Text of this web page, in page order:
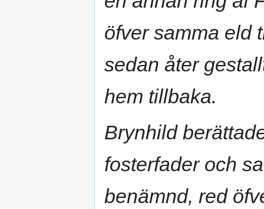
öfver samma eld
sedan åter
hem tillbaka.
Brynhild
fosterfader och
benämnd, red